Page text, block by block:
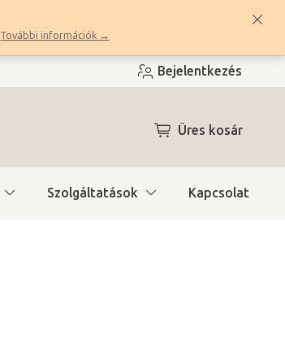
További információk →
Bejelentkezés
KOSÁR
Üres kosár
Szolgáltatások Kapcsolat